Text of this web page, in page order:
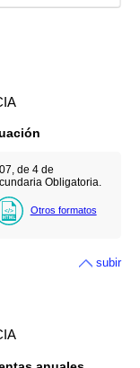
de 4 de
Obligatoria.
Otros formatos
subir